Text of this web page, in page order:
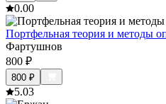
0.00
Портфельная теория и методы
Фартушнов
800 ₽
800 ₽
5.03